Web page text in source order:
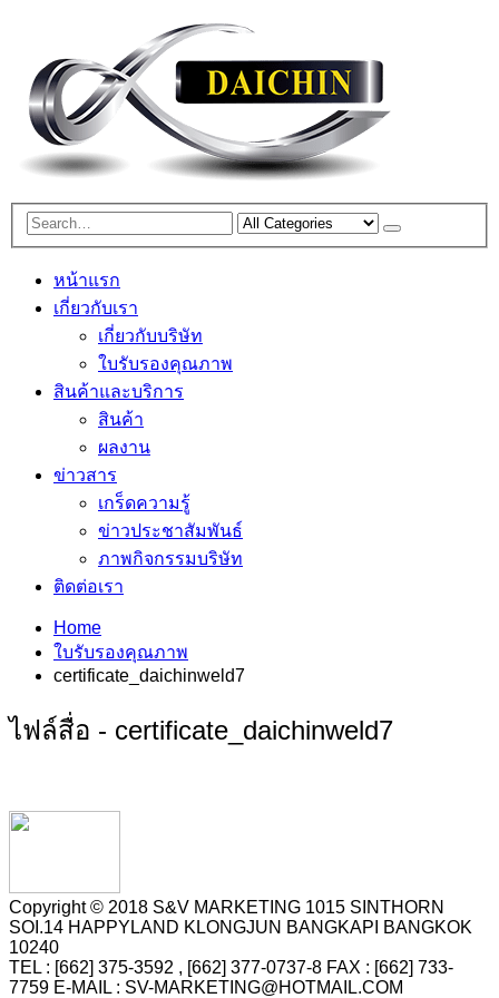
หน้าแรก
เกี่ยวกับเรา
เกี่ยวกับบริษัท
ใบรับรองคุณภาพ
สินค้าและบริการ
สินค้า
ผลงาน
ข่าวสาร
เกร็ดความรู้
ข่าวประชาสัมพันธ์
ภาพกิจกรรมบริษัท
ติดต่อเรา
Home
ใบรับรองคุณภาพ
certificate_daichinweld7
ไฟล์สื่อ - certificate_daichinweld7
Copyright © 2018 S&V MARKETING 1015 SINTHORN
SOI.14 HAPPYLAND KLONGJUN BANGKAPI BANGKOK
10240
TEL : [662] 375-3592 , [662] 377-0737-8 FAX : [662] 733-
7759 E-MAIL : SV-MARKETING@HOTMAIL.COM